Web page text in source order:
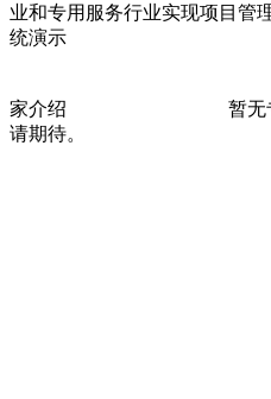
业和专用服务行业实现项目管
统演示
家介绍 暂无专家介
请期待。